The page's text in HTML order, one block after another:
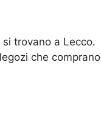
trovano a Lecco.
che comprano